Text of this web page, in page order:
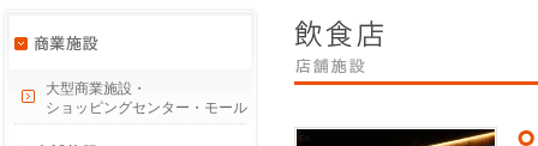
大型商業施設・
ショッピングセンター・モール